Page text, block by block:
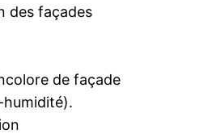
des façades
de façade